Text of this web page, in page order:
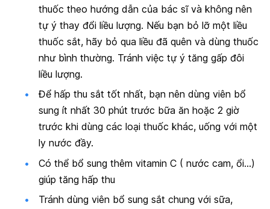
thuốc theo hướng dẫn của bác sĩ và không nên
tự ý thay đổi liều lượng. Nếu bạn bỏ lỡ một liều
thuốc sắt, hãy bỏ qua liều đã quên và dùng thuốc
như bình thường. Tránh việc tự ý tăng gấp đôi
liều lượng.
Để hấp thu sắt tốt nhất, bạn nên dùng viên bổ
sung ít nhất 30 phút trước bữa ăn hoặc 2 giờ
trước khi dùng các loại thuốc khác, uống với một
ly nước đầy.
Có thể bổ sung thêm vitamin C ( nước cam, ổi…)
giúp tăng hấp thu
Tránh dùng viên bổ sung sắt chung với sữa,